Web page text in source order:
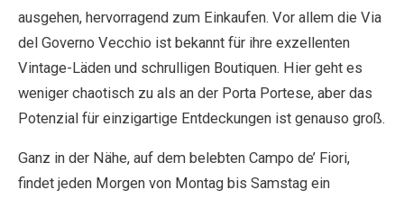
ausgehen, hervorragend zum Einkaufen. Vor allem die Via
del Governo Vecchio ist bekannt für ihre exzellenten
Vintage-Läden und schrulligen Boutiquen. Hier geht es
weniger chaotisch zu als an der Porta Portese, aber das
Potenzial für einzigartige Entdeckungen ist genauso groß.
Ganz in der Nähe, auf dem belebten Campo de’ Fiori,
findet jeden Morgen von Montag bis Samstag ein